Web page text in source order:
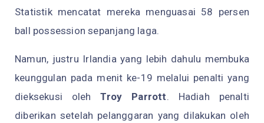
Statistik mencatat mereka menguasai 58 persen
ball possession sepanjang laga.
Namun, justru Irlandia yang lebih dahulu membuka
keunggulan pada menit ke-19 melalui penalti yang
dieksekusi olehTroy Parrott. Hadiah penalti
diberikan setelah pelanggaran yang dilakukan oleh